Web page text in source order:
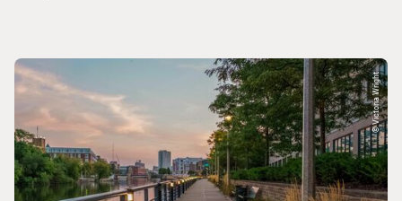
© Victoria Wright